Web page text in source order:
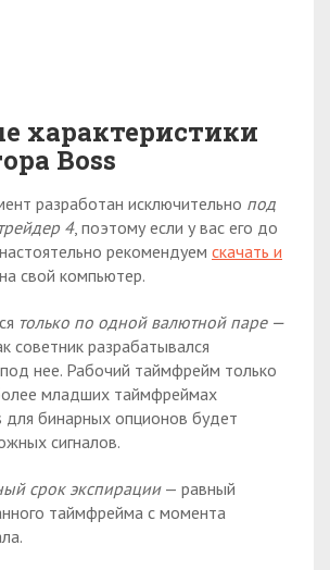
характеристики
Boss
разработан исключительно под
4, поэтому если у вас его до
рекомендуем скачать и
свой компьютер.
только по одной валютной паре —
советник разрабатывался
нее. Рабочий таймфрейм только
младших таймфреймах
для бинарных опционов будет
сигналов.
срок экспирации— равный
таймфрейма с момента